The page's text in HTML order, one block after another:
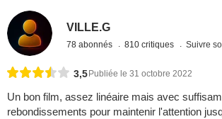
VILLE.G
78 abonnés 810 critiques Suivre
3,5 Publiée le 31 octobre 2022
Un bon film, assez linéaire mais avec
rebondissements pour maintenir l'attention